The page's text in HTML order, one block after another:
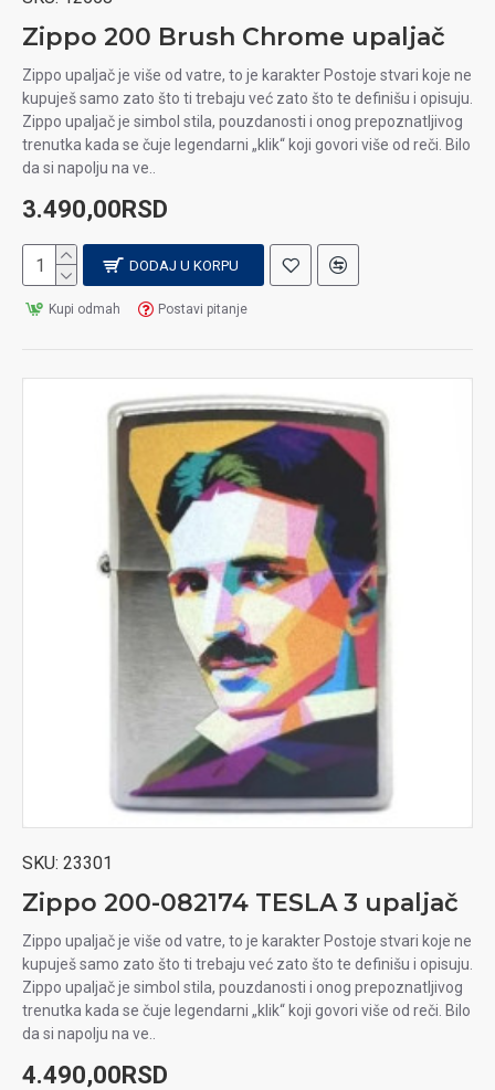
Zippo 200 Brush Chrome upaljač
Zippo upaljač je više od vatre, to je karakter Postoje stvari koje ne
kupuješ samo zato što ti trebaju već zato što te definišu i opisuju.
Zippo upaljač je simbol stila, pouzdanosti i onog prepoznatljivog
trenutka kada se čuje legendarni „klik“ koji govori više od reči. Bilo
da si napolju na ve..
3.490,00RSD
DODAJ U KORPU
Kupi odmah Postavi pitanje
SKU: 23301
Zippo 200-082174 TESLA 3 upaljač
Zippo upaljač je više od vatre, to je karakter Postoje stvari koje ne
kupuješ samo zato što ti trebaju već zato što te definišu i opisuju.
Zippo upaljač je simbol stila, pouzdanosti i onog prepoznatljivog
trenutka kada se čuje legendarni „klik“ koji govori više od reči. Bilo
da si napolju na ve..
4.490,00RSD